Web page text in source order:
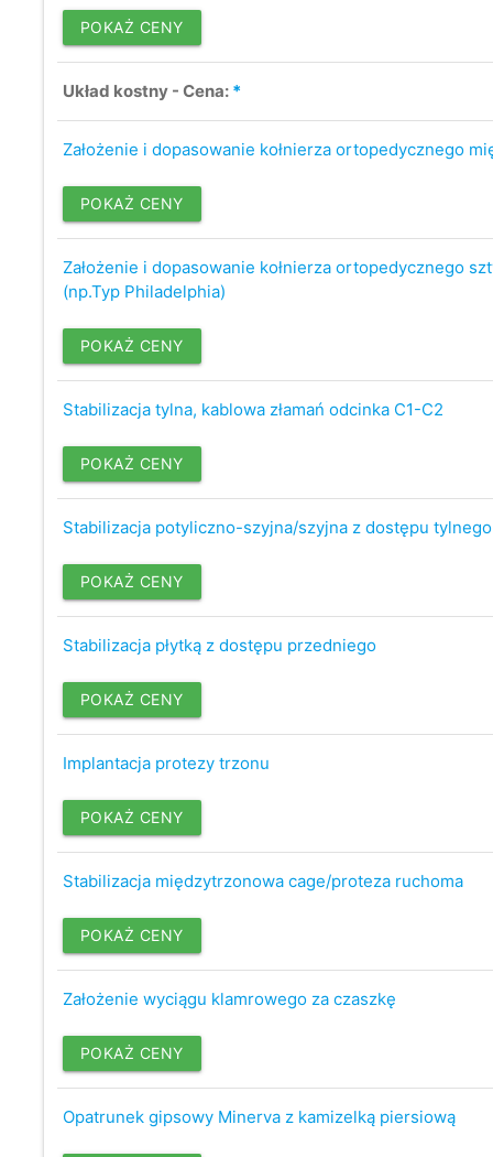
POKAŻ CENY
Układ kostny - Cena: *
Założenie i dopasowanie kołnierza ortopedycznego
POKAŻ CENY
Założenie i dopasowanie kołnierza ortopedycznego
(np.Typ Philadelphia)
POKAŻ CENY
Stabilizacja tylna, kablowa złamań odcinka C1-C2
POKAŻ CENY
Stabilizacja potyliczno-szyjna/szyjna z dostępu tylnego
POKAŻ CENY
Stabilizacja płytką z dostępu przedniego
POKAŻ CENY
Implantacja protezy trzonu
POKAŻ CENY
Stabilizacja międzytrzonowa cage/proteza ruchoma
POKAŻ CENY
Założenie wyciągu klamrowego za czaszkę
POKAŻ CENY
Opatrunek gipsowy Minerva z kamizelką piersiową